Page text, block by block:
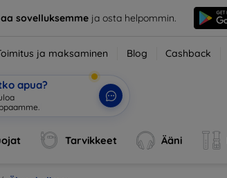
sovelluksemmeja osta helpommin.
ja maksaminen Blog Cashback
apua?
Tarvikkeet Ääni